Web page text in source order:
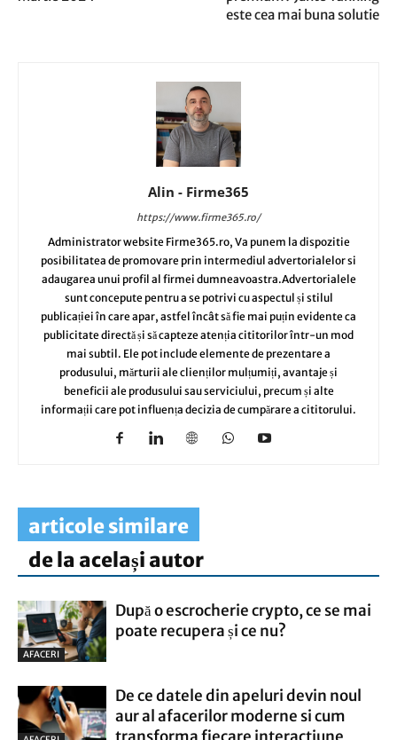
este cea mai buna solutie
Alin - Firme365
https://www.firme365.ro/
Administrator website Firme365.ro, Va punem la dispozitie
posibilitatea de promovare prin intermediul advertorialelor si
adaugarea unui profil al firmei dumneavoastra.Advertorialele
sunt concepute pentru a se potrivi cu aspectul și stilul
publicației în care apar, astfel încât să fie mai puțin evidente ca
publicitate directă și să capteze atenția cititorilor într-un mod
mai subtil. Ele pot include elemente de prezentare a
produsului, mărturii ale clienților mulțumiți, avantaje și
beneficii ale produsului sau serviciului, precum și alte
informații care pot influența decizia de cumpărare a cititorului.
articole similare
de la același autor
AFACERI
După o escrocherie crypto, ce se mai
poate recupera și ce nu?
De ce datele din apeluri devin noul
aur al afacerilor moderne si cum